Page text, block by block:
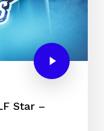
Star –